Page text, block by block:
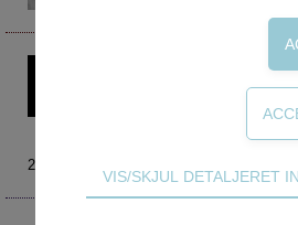
Social mobilitet
Praksischok
Data og dialog
Borgeren i centrum
Denne artikel kræver login – prøv
2020 nr. 1 Teknisk
Tekniske cookies er nødvendige
VIS/SKJUL DETALJERET